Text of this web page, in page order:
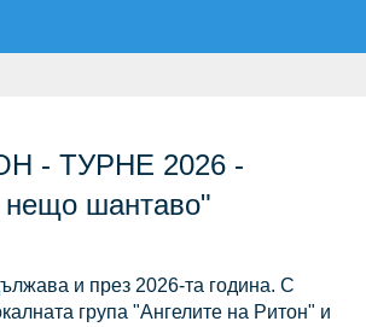
- ТУРНЕ 2026 -
нещо шантаво"
и през 2026-та година. С
група "Ангелите на Ритон" и